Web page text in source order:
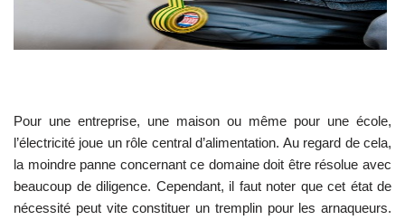
Pour une entreprise, une maison ou même pour une école,
l’électricité joue un rôle central d’alimentation. Au regard de cela,
la moindre panne concernant ce domaine doit être résolue avec
beaucoup de diligence. Cependant, il faut noter que cet état de
nécessité peut vite constituer un tremplin pour les arnaqueurs.